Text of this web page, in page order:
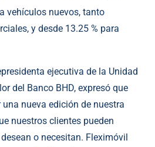
vehículos nuevos, tanto
y desde 13.25 % para
ejecutiva de la Unidad
del Banco BHD, expresó que
nueva edición de nuestra
nuestros clientes pueden
o necesitan. Fleximóvil